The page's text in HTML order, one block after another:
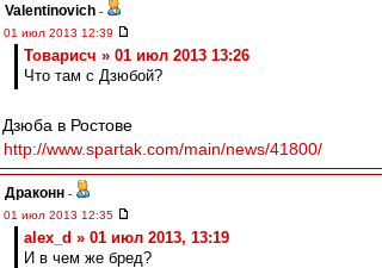
Valentinovich -
01 июл 2013 12:39
Товарисч » 01 июл 2013 13:26
Что там с Дзюбой?
Дзюба в Ростове
http://www.spartak.com/main/news/41800/
Драконн -
01 июл 2013 12:35
alex_d » 01 июл 2013, 13:19
И в чем же бред?